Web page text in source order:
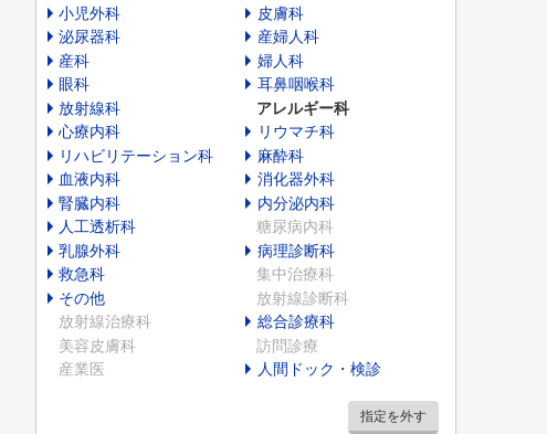
小児外科
皮膚科
泌尿器科
産婦人科
産科
婦人科
眼科
耳鼻咽喉科
放射線科
アレルギー科
心療内科
リウマチ科
リハビリテーション科
麻酔科
血液内科
消化器外科
腎臓内科
内分泌内科
人工透析科
糖尿病内科
乳腺外科
病理診断科
救急科
集中治療科
その他
放射線診断科
放射線治療科
総合診療科
美容皮膚科
訪問診療
産業医
人間ドック・検診
指定を外す